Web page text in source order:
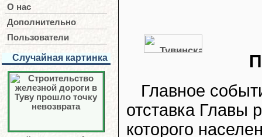
О нас
Дополнительно
Пользователи
Случайная картинка
Главное
отставка Главы
которого